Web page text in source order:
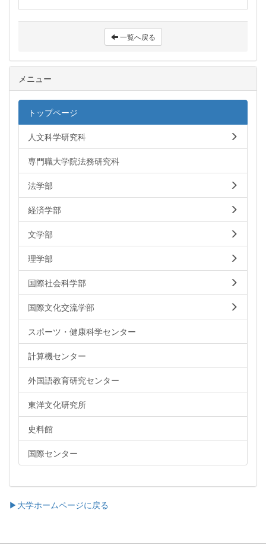
一覧へ戻る
メニュー
トップページ
人文科学研究科
専門職大学院法務研究科
法学部
経済学部
文学部
理学部
国際社会科学部
国際文化交流学部
スポーツ・健康科学センター
計算機センター
外国語教育研究センター
東洋文化研究所
史料館
国際センター
▶大学ホームページに戻る